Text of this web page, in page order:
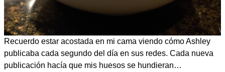
Recuerdo estar acostada en mi cama viendo cómo Ashley
publicaba cada segundo del día en sus redes. Cada nueva
publicación hacía que mis huesos se hundieran…